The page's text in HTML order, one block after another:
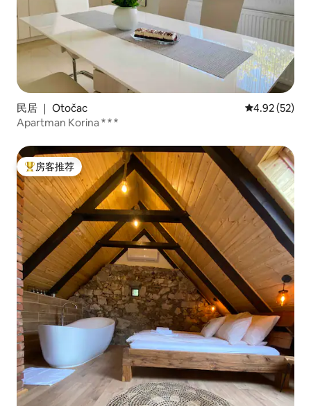
民居 ｜ Otočac 平均评分
4.92 (52)
Apartman Korina * * *
热门「房客推荐」
房客推荐